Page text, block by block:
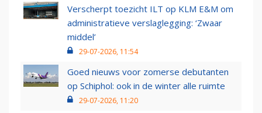
Verscherpt toezicht ILT op KLM E&M om
administratieve verslaglegging: ‘Zwaar
middel’
29-07-2026, 11:54
Goed nieuws voor zomerse debutanten
op Schiphol: ook in de winter alle ruimte
29-07-2026, 11:20